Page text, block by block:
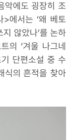
악에도 굉장히 조
에서는 ‘왜 베토
않았나’를 논하
의 ‘겨울 나그네
단편소설 중 수
식의 흔적을 찾아